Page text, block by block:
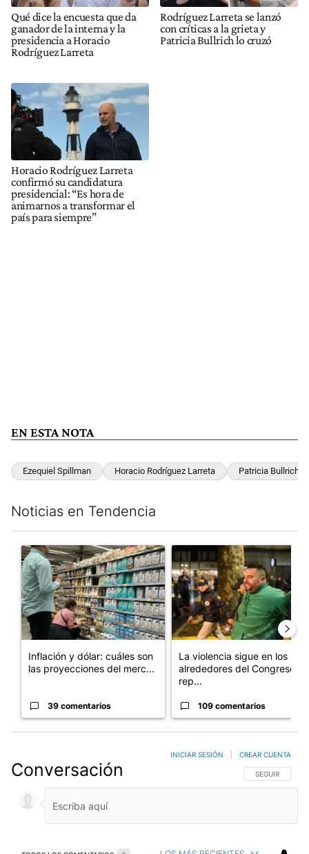
Qué dice la encuesta que da
ganador de la interna y la
presidencia a Horacio
Rodríguez Larreta
Rodríguez Larreta se lanzó
con críticas a la grieta y
Patricia Bullrich lo cruzó
Horacio Rodríguez Larreta
confirmó su candidatura
presidencial: “Es hora de
animarnos a transformar el
país para siempre”
EN ESTA NOTA
Ezequiel Spillman Horacio Rodríguez Larreta Patricia Bullrich
Noticias en Tendencia
Un artículo de tendencia con el título "Inflación y dólar: cuáles
Inflación y dólar: cuáles son
las proyecciones del merc...
39 comentarios
Un artículo de tendencia con
La violencia sigue en los
alrededores del Congreso:
rep...
109 comentarios
Conversación SIGA ESTA
SEGUIR
INICIAR SESIÓN CREAR CUENTA